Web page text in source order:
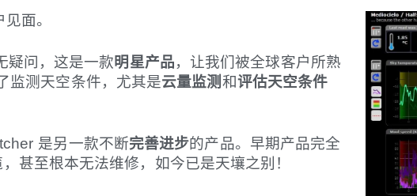
面。
疑问，这是一款明星产品，让我们被全球客户所熟
监测天空条件，尤其是云量监测和评估天空条件
是另一款不断完善进步的产品。早期产品完全
甚至根本无法维修，如今已是天壤之别！